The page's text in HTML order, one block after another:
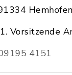
Hemhofen
Vorsitzende
4151